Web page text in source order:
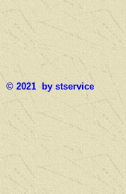
© 2021 by stservice